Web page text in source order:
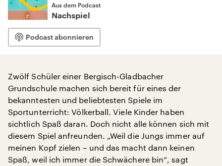
Aus dem Podcast
Nachspiel
Podcast abonnieren
Zwölf Schüler einer Bergisch-Gladbacher
Grundschule machen sich bereit für eines der
bekanntesten und beliebtesten Spiele im
Sportunterricht: Völkerball. Viele Kinder haben
sichtlich Spaß daran. Doch nicht alle können sich mit
diesem Spiel anfreunden. „Weil die Jungs immer auf
meinen Kopf zielen – und das macht dann keinen
Spaß, weil ich immer die Schwächere bin“, sagt